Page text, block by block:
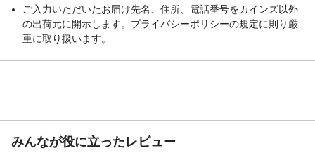
ご入力いただいたお届け先名、住所、電話番号をカインズ以外
の出荷元に開示します。プライバシーポリシーの規定に則り厳
重に取り扱います。
みんなが役に立ったレビュー